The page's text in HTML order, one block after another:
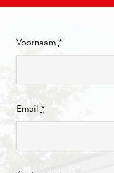
Voornaam *
Email *